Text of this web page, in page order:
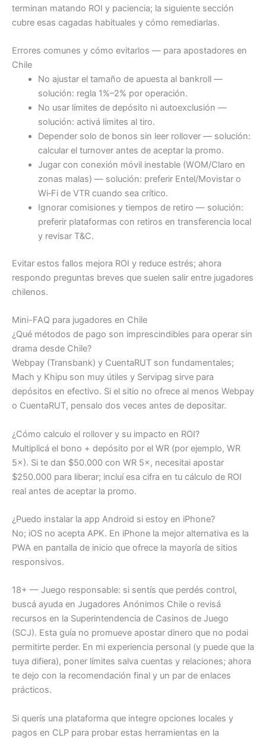
terminan matando ROI y paciencia; la siguiente sección
cubre esas cagadas habituales y cómo remediarlas.
Errores comunes y cómo evitarlos — para apostadores en
Chile
No ajustar el tamaño de apuesta al bankroll —
solución: regla 1%–2% por operación.
No usar límites de depósito ni autoexclusión —
solución: activá límites al tiro.
Depender solo de bonos sin leer rollover — solución:
calcular el turnover antes de aceptar la promo.
Jugar con conexión móvil inestable (WOM/Claro en
zonas malas) — solución: preferir Entel/Movistar o
Wi‑Fi de VTR cuando sea crítico.
Ignorar comisiones y tiempos de retiro — solución:
preferir plataformas con retiros en transferencia local
y revisar T&C.
Evitar estos fallos mejora ROI y reduce estrés; ahora
respondo preguntas breves que suelen salir entre jugadores
chilenos.
Mini-FAQ para jugadores en Chile
¿Qué métodos de pago son imprescindibles para operar sin
drama desde Chile?
Webpay (Transbank) y CuentaRUT son fundamentales;
Mach y Khipu son muy útiles y Servipag sirve para
depósitos en efectivo. Si el sitio no ofrece al menos Webpay
o CuentaRUT, pensalo dos veces antes de depositar.
¿Cómo calculo el rollover y su impacto en ROI?
Multiplicá el bono + depósito por el WR (por ejemplo, WR
5×). Si te dan $50.000 con WR 5×, necesitai apostar
$250.000 para liberar; incluí esa cifra en tu cálculo de ROI
real antes de aceptar la promo.
¿Puedo instalar la app Android si estoy en iPhone?
No; iOS no acepta APK. En iPhone la mejor alternativa es la
PWA en pantalla de inicio que ofrece la mayoría de sitios
responsivos.
18+ — Juego responsable: si sentís que perdés control,
buscá ayuda en Jugadores Anónimos Chile o revisá
recursos en la Superintendencia de Casinos de Juego
(SCJ). Esta guía no promueve apostar dinero que no podai
permitirte perder. En mi experiencia personal (y puede que la
tuya difiera), poner límites salva cuentas y relaciones; ahora
te dejo con la recomendación final y un par de enlaces
prácticos.
Si querís una plataforma que integre opciones locales y
pagos en CLP para probar estas herramientas en la